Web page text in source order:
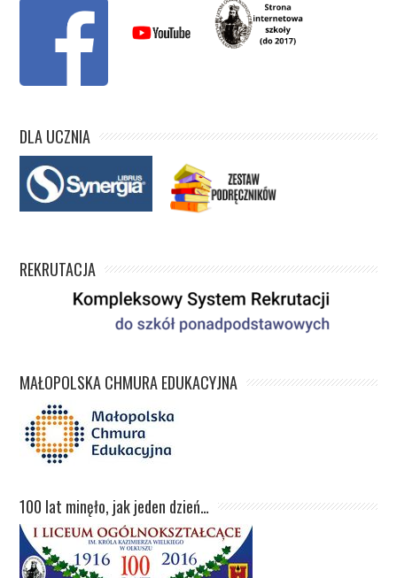
DLA UCZNIA
REKRUTACJA
MAŁOPOLSKA CHMURA EDUKACYJNA
100 lat minęło, jak jeden dzień…